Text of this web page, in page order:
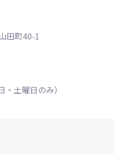
田町40-1
土曜日のみ）